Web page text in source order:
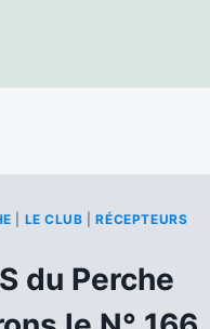
LE CLUB |RÉCEPTEURS
du Perche